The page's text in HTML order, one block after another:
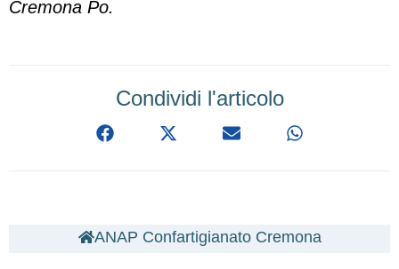
Cremona Po.
Condividi l'articolo
ANAP Confartigianato Cremona